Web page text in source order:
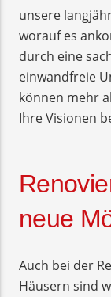
unsere
worauf es
durch eine
einwandfreie
können mehr
Ihre Visionen
neue
Auch bei der
Häusern sind